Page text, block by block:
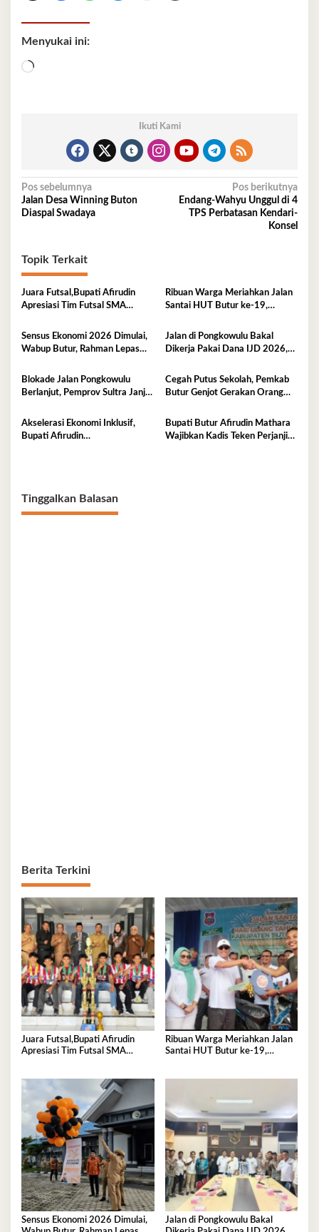
Menyukai ini:
Memuat...
Ikuti Kami
Navigasi
pos
Pos sebelumnya
Jalan Desa Winning Buton
Diaspal Swadaya
Pos berikutnya
Endang-Wahyu Unggul di 4
TPS Perbatasan Kendari-
Konsel
Topik Terkait
Juara Futsal,Bupati Afirudin
Apresiasi Tim Futsal SMA
Ribuan Warga Meriahkan Jalan
Santai HUT Butur ke-19,
Sensus Ekonomi 2026 Dimulai,
Wabup Butur, Rahman Lepas
Jalan di Pongkowulu Bakal
Dikerja Pakai Dana IJD 2026,
Blokade Jalan Pongkowulu
Berlanjut, Pemprov Sultra Janji
Penanganan Permanen
Cegah Putus Sekolah, Pemkab
Butur Genjot Gerakan Orang
Akselerasi Ekonomi Inklusif,
Bupati Afirudin
Bupati Butur Afirudin Mathara
Wajibkan Kadis Teken Perjanjian
Tinggalkan Balasan
Berita Terkini
Juara Futsal,Bupati Afirudin
Apresiasi Tim Futsal SMA
Ribuan Warga Meriahkan Jalan
Santai HUT Butur ke-19,
Sensus Ekonomi 2026 Dimulai,
Jalan di Pongkowulu Bakal